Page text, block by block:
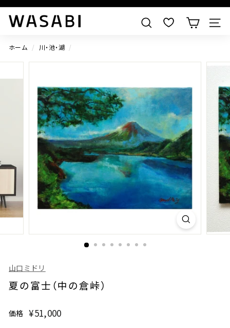
すべての作品を見る
W
S
A
B
検索
ホーム / 川・池・湖 /
山口ミドリ
夏の富士（中の倉峠）
価格
通
¥51,000